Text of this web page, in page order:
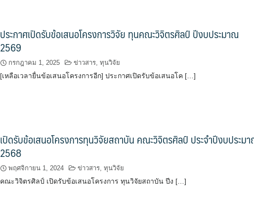
ประกาศเปิดรับข้อเสนอโครงการวิจัย ทุนคณะวิจิตรศิลป์ ปีงบประมาณ
2569
กรกฎาคม 1, 2025 ข่าวสาร ,ทุนวิจัย
[เหลือเวลายื่นข้อเสนอโครงการอีก] ประกาศเปิดรับข้อเสนอโค […]
เปิดรับข้อเสนอโครงการทุนวิจัยสถาบัน คณะวิจิตรศิลป์ ประจำปีงบประม
2568
พฤศจิกายน 1, 2024 ข่าวสาร,ทุนวิจัย
คณะวิจิตรศิลป์ เปิดรับข้อเสนอโครงการ ทุนวิจัยสถาบัน ปีง […]